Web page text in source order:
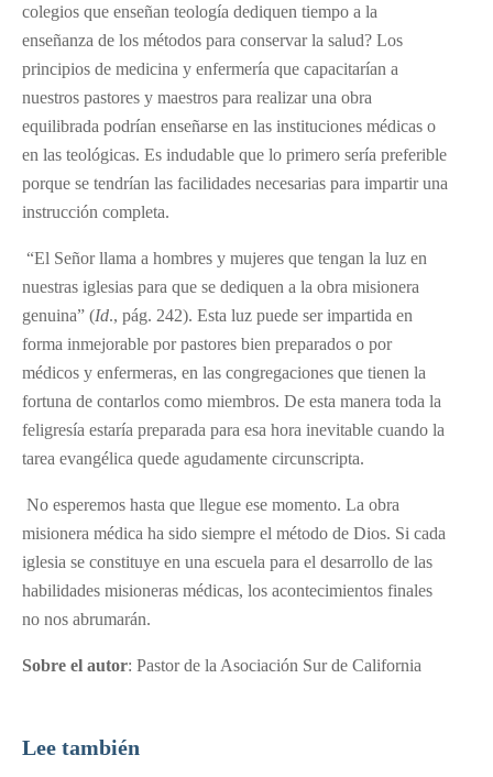
colegios que enseñan teología dediquen tiempo a la
enseñanza de los métodos para conservar la salud? Los
principios de medicina y enfermería que capacitarían a
nuestros pastores y maestros para realizar una obra
equilibrada podrían enseñarse en las instituciones médicas o
en las teológicas. Es indudable que lo primero sería preferible
porque se tendrían las facilidades necesarias para impartir una
instrucción completa.
“El Señor llama a hombres y mujeres que tengan la luz en
nuestras iglesias para que se dediquen a la obra misionera
genuina” (Id., pág. 242). Esta luz puede ser impartida en
forma inmejorable por pastores bien preparados o por
médicos y enfermeras, en las congregaciones que tienen la
fortuna de contarlos como miembros. De esta manera toda la
feligresía estaría preparada para esa hora inevitable cuando la
tarea evangélica quede agudamente circunscripta.
No esperemos hasta que llegue ese momento. La obra
misionera médica ha sido siempre el método de Dios. Si cada
iglesia se constituye en una escuela para el desarrollo de las
habilidades misioneras médicas, los acontecimientos finales
no nos abrumarán.
Sobre el autor: Pastor de la Asociación Sur de California
Lee también